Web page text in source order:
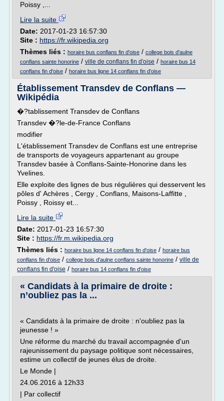
Poissy ,...
Lire la suite
Date: 2017-01-23 16:57:30
Site : https://fr.wikipedia.org
Thèmes liés : horaire bus conflans fin d'oise / college bois d'aulne
conflans sainte honorine / ville de conflans fin d'oise / horaire bus 14
conflans fin d'oise / horaire bus ligne 14 conflans fin d'oise
Établissement Transdev de Conflans —
Wikipédia
�?tablissement Transdev de Conflans
Transdev �?le-de-France Conflans
modifier
L'établissement Transdev de Conflans est une entreprise
de transports de voyageurs appartenant au groupe
Transdev basée à Conflans-Sainte-Honorine dans les
Yvelines.
Elle exploite des lignes de bus régulières qui desservent les
pôles d' Achères , Cergy , Conflans, Maisons-Laffitte ,
Poissy , Roissy et...
Lire la suite
Date: 2017-01-23 16:57:30
Site : https://fr.m.wikipedia.org
Thèmes liés : horaire bus ligne 14 conflans fin d'oise / horaire bus
conflans fin d'oise / college bois d'aulne conflans sainte honorine / ville de
conflans fin d'oise / horaire bus 14 conflans fin d'oise
« Candidats à la primaire de droite :
n’oubliez pas la ...
« Candidats à la primaire de droite : n'oubliez pas la
jeunesse ! »
Une réforme du marché du travail accompagnée d'un
rajeunissement du paysage politique sont nécessaires,
estime un collectif de jeunes élus de droite.
Le Monde |
24.06.2016 à 12h33
| Par collectif